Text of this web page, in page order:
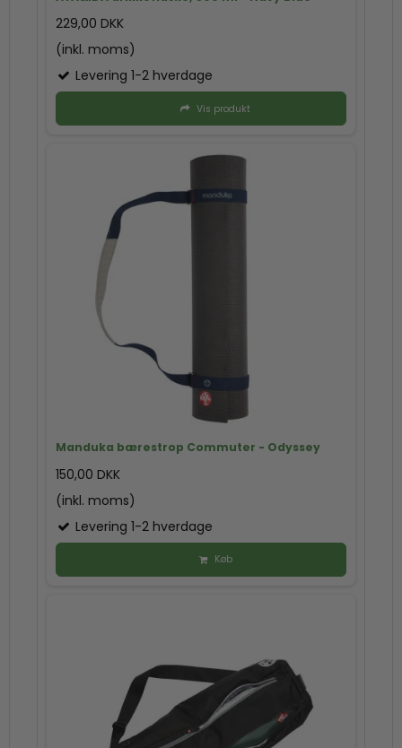
229,00 DKK
(inkl. moms)
Levering 1-2 hverdage
Vis produkt
Manduka bærestrop Commuter - Odyssey
150,00 DKK
(inkl. moms)
Levering 1-2 hverdage
Køb